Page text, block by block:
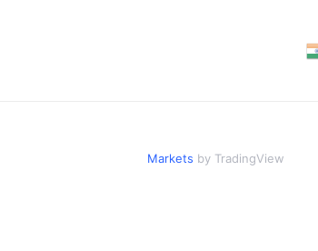
Markets by TradingView